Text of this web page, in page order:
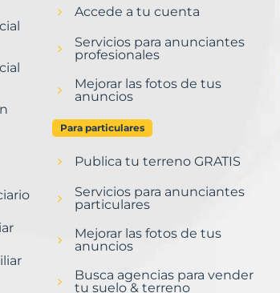
Accede a tu cuenta
Servicios para anunciantes
profesionales
Mejorar las fotos de tus
anuncios
Para particulares
Publica tu terreno GRATIS
Servicios para anunciantes
particulares
Mejorar las fotos de tus
anuncios
Busca agencias para vender
tu suelo & terreno